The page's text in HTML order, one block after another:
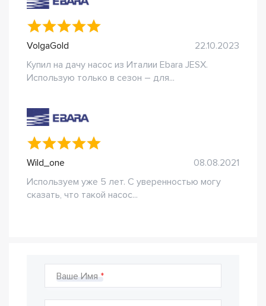
VolgaGold
22.10.2023
Купил на дачу насос из Италии Ebara JESX.
Использую только в сезон – для...
Wild_one
08.08.2021
Используем уже 5 лет. С уверенностью могу
сказать, что такой насос...
Ваше Имя